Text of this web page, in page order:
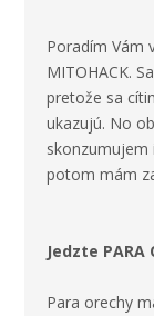
Poradím Vám
MITOHACK.
pretože sa
ukazujú. No
skonzumujem
potom mám
Jedzte PARA
Para orechy